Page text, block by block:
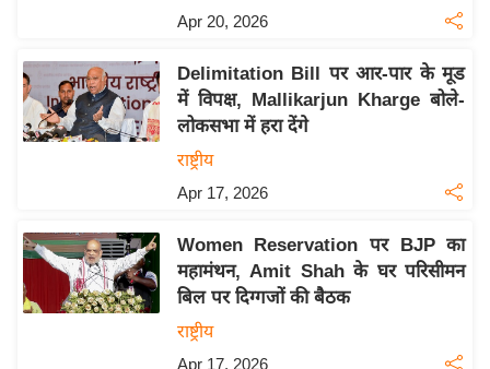
इ
म
ई
र
सा
Apr 20, 2026
Delimitation Bill पर आर-पार के मूड
में विपक्ष, Mallikarjun Kharge बोले-
लोकसभा में हरा देंगे
राष्ट्रीय
Apr 17, 2026
Women Reservation पर BJP का
महामंथन, Amit Shah के घर परिसीमन
बिल पर दिग्गजों की बैठक
राष्ट्रीय
Apr 17, 2026